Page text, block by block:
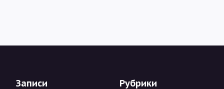
Записи Рубрики